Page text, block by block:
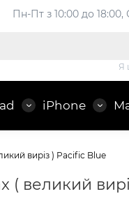
Пн-Пт з 10:00 до 18:00,
Я
iPhone
виріз ) Pacific Blue
( великий